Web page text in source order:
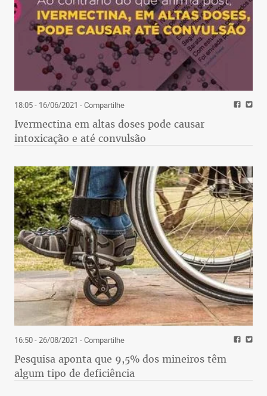
18:05 - 16/06/2021 - Compartilhe
Ivermectina em altas doses pode causar
intoxicação e até convulsão
16:50 - 26/08/2021 - Compartilhe
Pesquisa aponta que 9,5% dos mineiros têm
algum tipo de deficiência